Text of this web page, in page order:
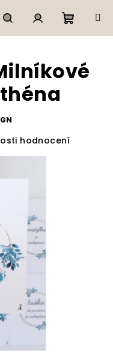
HledatPřihlášení
košík
hodnocení